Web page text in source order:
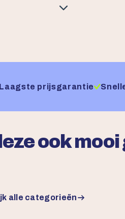
prijsgarantie
ook
alle categorieën